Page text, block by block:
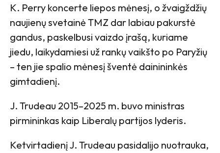
K. Perry koncerte liepos mėnesį, o žvaigždžių
naujienų svetainė TMZ dar labiau pakurstė
gandus, paskelbusi vaizdo įrašą, kuriame
jiedu, laikydamiesi už rankų vaikšto po Paryžių
– ten jie spalio mėnesį šventė dainininkės
gimtadienį.
J. Trudeau 2015–2025 m. buvo ministras
pirmininkas kaip Liberalų partijos lyderis.
Ketvirtadienį J. Trudeau pasidalijo nuotrauka,